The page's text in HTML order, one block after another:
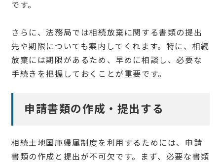
です。
さらに、法務局では相続放棄に関する書類の提出
先や期限についても案内してくれます。特に、相続
放棄には期限があるため、早めに相談し、必要な
手続きを把握しておくことが重要です。
申請書類の作成・提出する
相続土地国庫帰属制度を利用するためには、申請
書類の作成と提出が不可欠です。まず、必要な書類